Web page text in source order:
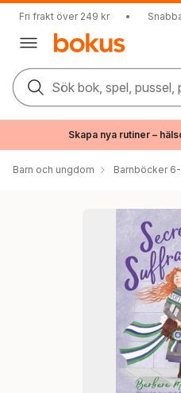
Fri frakt över 249 kr •
Sök bok, spel, pussel,
Skapa nya rutiner –
Barn och ungdom Barnböcker